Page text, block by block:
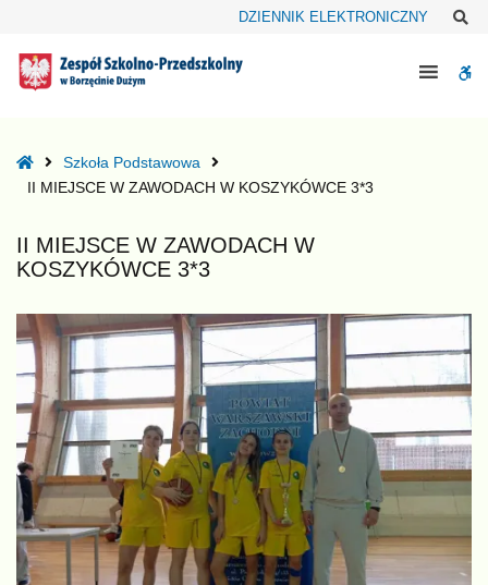
MIEJSCE
KOSZYKÓWCE
DZIENNIK ELEKTRONICZNY
HomeSzkoła Podstawowa
II MIEJSCE W ZAWODACH W KOSZYKÓWCE 3*3
II MIEJSCE W ZAWODACH W
KOSZYKÓWCE 3*3